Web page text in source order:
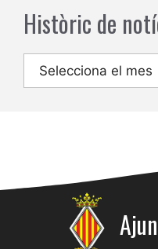
Històric de
Arxius